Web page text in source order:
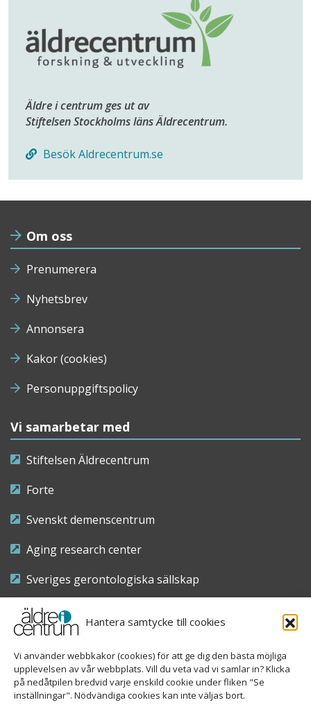
Hantera samtycke till cookies
Vi använder webbkakor (cookies) för att ge dig den bästa möjliga
upplevelsen av vår webbplats. Vill du veta vad vi samlar in? Klicka
på nedåtpilen bredvid varje enskild cookie under fliken "Se
inställningar". Nödvändiga cookies kan inte väljas bort.
Äldre i centrum ges ut av
Stiftelsen Stockholms läns Äldrecentrum.
Besök Aldrecentrum.se
Om oss
Prenumerera
Nyhetsbrev
Annonsera
Kakor (cookies)
Personuppgiftspolicy
Vi samarbetar med
Stiftelsen Äldrecentrum
Forte
Svenskt demenscentrum
Aging research center
Sveriges gerontologiska sällskap
Riksföreningen för sjuksköterskor inom äldre- och
demensvård
Nationellt kompetenscentrum anhöriga